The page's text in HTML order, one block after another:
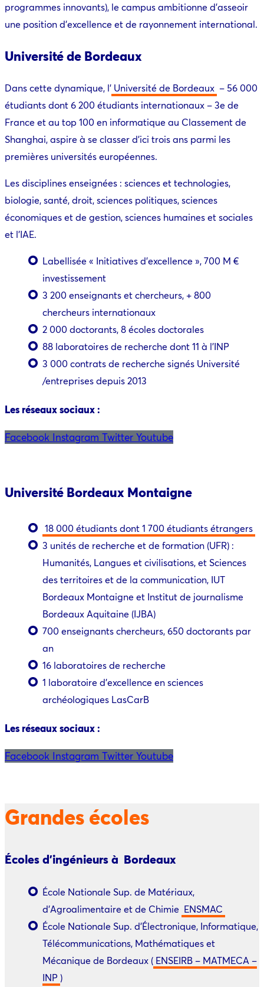
programmes innovants), le campus ambitionne d’asseoir
une position d’excellence et de rayonnement international.
Université de Bordeaux
Dans cette dynamique, l’ Université de Bordeaux – 56 000
étudiants dont 6 200 étudiants internationaux – 3e de
France et au top 100 en informatique au Classement de
Shanghai, aspire à se classer d’ici trois ans parmi les
premières universités européennes.
Les disciplines enseignées : sciences et technologies,
biologie, santé, droit, sciences politiques, sciences
économiques et de gestion, sciences humaines et sociales
et l’IAE.
Labellisée « Initiatives d’excellence », 700 M €
investissement
3 200 enseignants et chercheurs, + 800
chercheurs internationaux
2 000 doctorants, 8 écoles doctorales
88 laboratoires de recherche dont 11 à l’INP
3 000 contrats de recherche signés Université
/entreprises depuis 2013
Les réseaux sociaux :
Facebook Instagram Twitter Youtube
Université Bordeaux Montaigne
18 000 étudiants dont 1 700 étudiants étrangers
3 unités de recherche et de formation (UFR) :
Humanités, Langues et civilisations, et Sciences
des territoires et de la communication, IUT
Bordeaux Montaigne et Institut de journalisme
Bordeaux Aquitaine (IJBA)
700 enseignants chercheurs, 650 doctorants par
an
16 laboratoires de recherche
1 laboratoire d’excellence en sciences
archéologiques LasCarB
Les réseaux sociaux :
Facebook Instagram Twitter Youtube
Grandes écoles
Écoles d’ingénieurs à Bordeaux
École Nationale Sup. de Matériaux,
d’Agroalimentaire et de Chimie ENSMAC
École Nationale Sup. d’Électronique, Informatique,
Télécommunications, Mathématiques et
Mécanique de Bordeaux ( ENSEIRB – MATMECA –
INP)